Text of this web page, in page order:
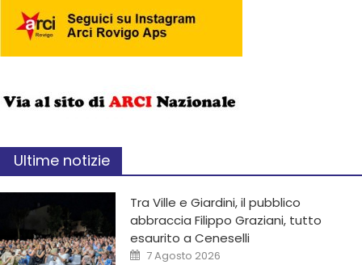
Ultime notizie
Tra Ville e Giardini, il pubblico
abbraccia Filippo Graziani, tutto
esaurito a Ceneselli
7 Agosto 2026